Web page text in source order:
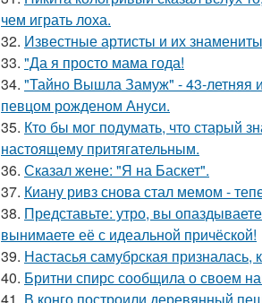
чем играть лоха.
32. Известные артисты и их
33. "Да я просто мама года!
34. "Тайно Вышла Замуж" - 43-летняя
певцом рожденом Ануси.
35. Кто бы мог подумать, что старый
настоящему притягательным.
36. Сказал жене: "Я на Баскет".
37. Киану ривз снова стал мемом -
38. Представьте: утро, вы
вынимаете её с идеальной причёской!
39. Настасья самубрская призналась,
40. Бритни спирс сообщила о своем